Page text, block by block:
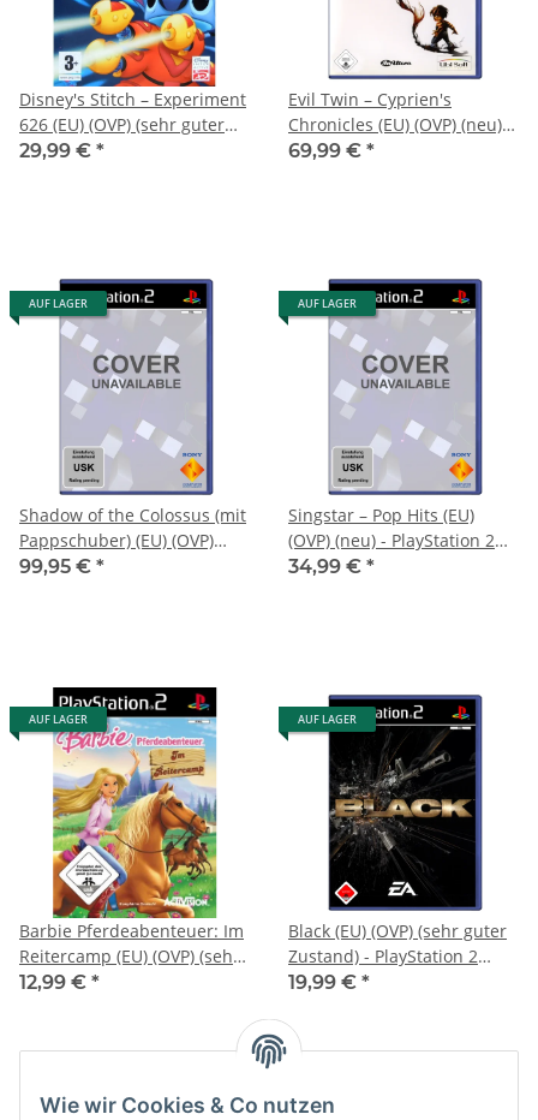
Wie wir Cookies & Co nutzen
Disney's Stitch – Experiment
626 (EU) (OVP) (sehr guter
Zustand) - PlayStation 2
29,99 € *
Evil Twin – Cyprien's
Chronicles (EU) (OVP) (neu) -
PlayStation 2 (PS2)
69,99 € *
AUF LAGER
Shadow of the Colossus (mit
Pappschuber) (EU) (OVP)
(neuwertiger
99,95 € *
AUF LAGER
Singstar – Pop Hits (EU)
(OVP) (neu) - PlayStation 2
(PS2)
34,99 € *
AUF LAGER
Barbie Pferdeabenteuer: Im
Reitercamp (EU) (OVP) (sehr
guter Zustand) - PlayStation
12,99 € *
AUF LAGER
Black (EU) (OVP) (sehr guter
Zustand) - PlayStation 2
(PS2)
19,99 € *